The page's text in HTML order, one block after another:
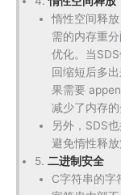
惰性空间释
需的内存重
优化。当
回缩短后多
果需要
减少了内存的
另外，SDS
避免惰性释放
5.二进制安全
C字符串的字